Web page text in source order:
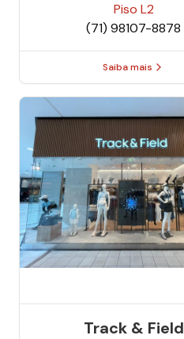
Piso L2
(71) 98107-8878
Saiba mais
Track & Field